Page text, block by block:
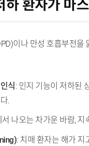
하 환자가 마
이나 만성 호흡부전
식: 인지 기능이 저하된
.
서 나오는 차가운 바람,
: 치매 환자는 해가